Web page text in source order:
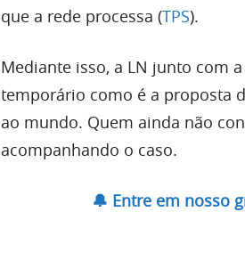
que a rede processa (TPS).
Mediante isso, a LN junto com
temporário como é a proposta
ao mundo. Quem ainda não
acompanhando o caso.
🔔 Entre em nosso